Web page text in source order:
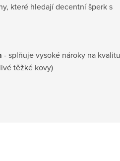
které hledají decentní šperk s
- splňuje vysoké nároky na kvalitu
těžké kovy)